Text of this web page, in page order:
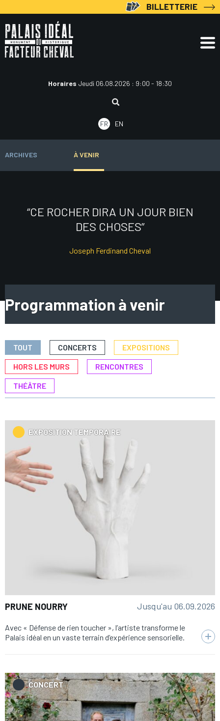
au
contenu
BILLETTERIE
Horaires Jeudi 06.08.2026 : 9:00 - 18:30
Rechercher
FR
EN
ARCHIVES À VENIR
“CE ROCHER DIRA UN JOUR BIEN
DES CHOSES”
Joseph Ferdinand Cheval
Programmation à venir
TOUT CONCERTS EXPOSITIONS
HORS LES MURS RENCONTRES
THÉÂTRE
EXPOSITION TEMPORAIRE
PRUNE NOURRY Jusqu'au 06.09.2026
Avec « Défense de rien toucher », l’artiste transforme le
Palais idéal en un vaste terrain d’expérience sensorielle.
CONCERT